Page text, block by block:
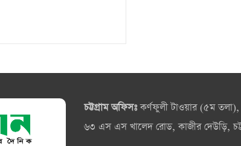
চট্টগ্রাম অফিসঃকর্ণফুলী টাওয়ার (৫ম তলা),
৬৩ এস এস খালেদ রোড, কাজীর দেউড়ি,